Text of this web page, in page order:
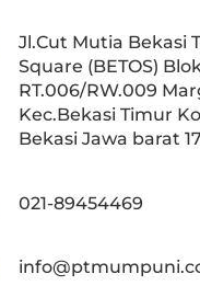
Jl.Cut Mutia Bekasi
Square (BETOS)
RT.006/RW.009
Kec.Bekasi Timur
Bekasi Jawa barat
021-89454469